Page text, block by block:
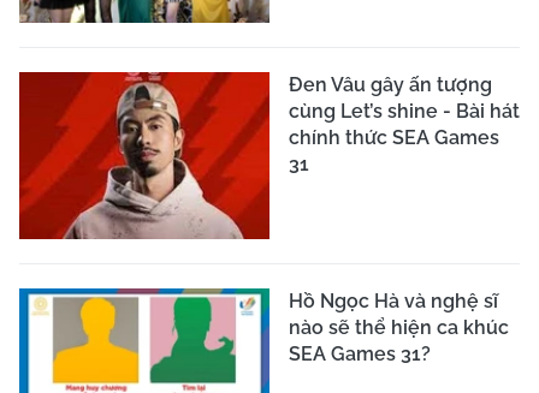
Đen Vâu gây ấn tượng
cùng Let’s shine - Bài hát
chính thức SEA Games
31
Hồ Ngọc Hà và nghệ sĩ
nào sẽ thể hiện ca khúc
SEA Games 31?